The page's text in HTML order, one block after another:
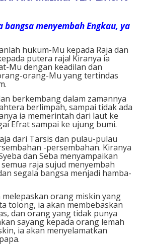
bangsa menyembah Engkau, ya
hukum-Mu kepada Raja dan
putera raja! Kiranya ia
Mu dengan keadilan dan
orang-Mu yang tertindas
berkembang dalam zamannya
berlimpah, sampai tidak ada
ia memerintah dari laut ke
Efrat sampai ke ujung bumi.
dari Tarsis dan pulau-pulau
-persembahan. Kiranya
dan Seba menyampaikan
raja sujud menyembah
segala bangsa menjadi hamba-
melepaskan orang miskin yang
tolong, ia akan membebaskan
dan orang yang tidak punya
sayang kepada orang lemah
ia akan menyelamatkan